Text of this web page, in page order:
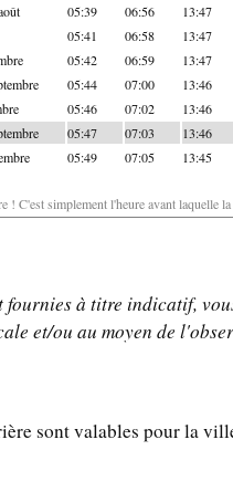
05:39 06:56 13:47
05:41 06:58 13:47
05:42 06:59 13:47
05:44 07:00 13:46
05:46 07:02 13:46
05:47 07:03 13:46
05:49 07:05 13:45
! C'est simplement l'heure avant laquelle
fournies à titre indicatif,
et/ou au moyen de
sont valables pour la